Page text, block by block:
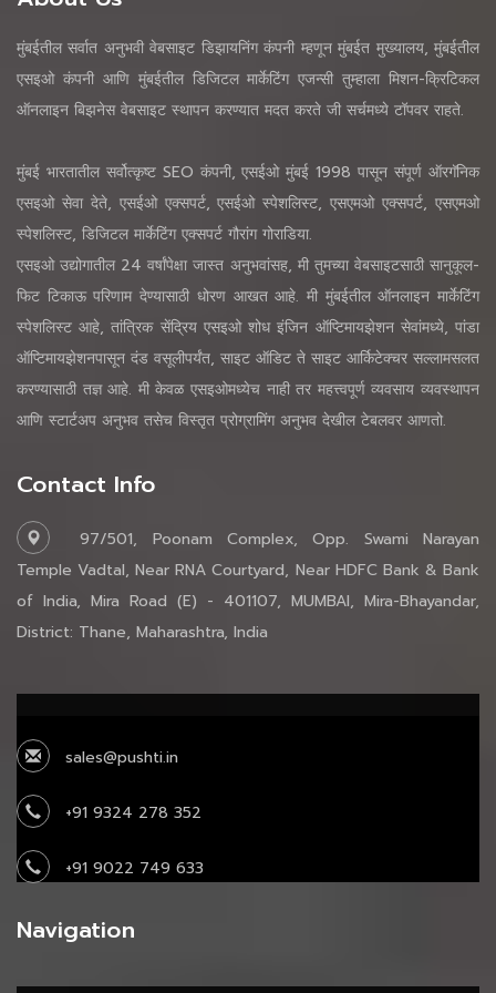
मुंबईतील सर्वात अनुभवी वेबसाइट डिझायनिंग कंपनी म्हणून मुंबईत मुख्यालय, मुंबईतील
एसइओ कंपनी आणि मुंबईतील डिजिटल मार्केटिंग एजन्सी तुम्हाला मिशन-क्रिटिकल
ऑनलाइन बिझनेस वेबसाइट स्थापन करण्यात मदत करते जी सर्चमध्ये टॉपवर राहते.
मुंबई भारतातील सर्वोत्कृष्ट SEO कंपनी, एसईओ मुंबई 1998 पासून संपूर्ण ऑरगॅनिक
एसइओ सेवा देते, एसईओ एक्सपर्ट, एसईओ स्पेशलिस्ट, एसएमओ एक्सपर्ट, एसएमओ
स्पेशलिस्ट, डिजिटल मार्केटिंग एक्सपर्ट गौरांग गोराडिया.
एसइओ उद्योगातील 24 वर्षांपेक्षा जास्त अनुभवांसह, मी तुमच्या वेबसाइटसाठी सानुकूल-
फिट टिकाऊ परिणाम देण्यासाठी धोरण आखत आहे. मी मुंबईतील ऑनलाइन मार्केटिंग
स्पेशलिस्ट आहे, तांत्रिक सेंद्रिय एसइओ शोध इंजिन ऑप्टिमायझेशन सेवांमध्ये, पांडा
ऑप्टिमायझेशनपासून दंड वसूलीपर्यंत, साइट ऑडिट ते साइट आर्किटेक्चर सल्लामसलत
करण्यासाठी तज्ञ आहे. मी केवळ एसइओमध्येच नाही तर महत्त्वपूर्ण व्यवसाय व्यवस्थापन
आणि स्टार्टअप अनुभव तसेच विस्तृत प्रोग्रामिंग अनुभव देखील टेबलवर आणतो.
Contact Info
97/501, Poonam Complex, Opp. Swami Narayan
Temple Vadtal, Near RNA Courtyard, Near HDFC Bank & Bank
of India, Mira Road (E) - 401107, MUMBAI, Mira-Bhayandar,
District: Thane, Maharashtra, India
sales@pushti.in
+91 9324 278 352
+91 9022 749 633
Navigation